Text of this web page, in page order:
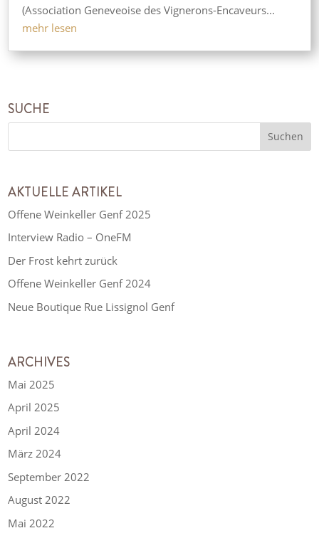
(Association Geneveoise des Vignerons-Encaveurs...
mehr lesen
SUCHE
AKTUELLE ARTIKEL
Offene Weinkeller Genf 2025
Interview Radio – OneFM
Der Frost kehrt zurück
Offene Weinkeller Genf 2024
Neue Boutique Rue Lissignol Genf
ARCHIVES
Mai 2025
April 2025
April 2024
März 2024
September 2022
August 2022
Mai 2022